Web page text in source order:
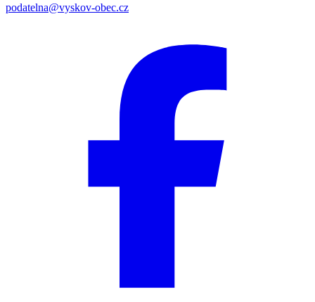
podatelna@vyskov-obec.cz